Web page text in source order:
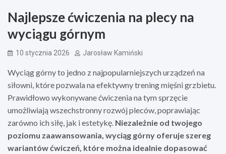
Najlepsze ćwiczenia na plecy na
wyciągu górnym
10 stycznia 2026 Jarosław Kamiński
Wyciąg górny to jedno z najpopularniejszych urządzeń na
siłowni, które pozwala na efektywny trening mięśni grzbietu.
Prawidłowo wykonywane ćwiczenia na tym sprzęcie
umożliwiają wszechstronny rozwój pleców, poprawiając
zarówno ich siłę, jak i estetykę. Niezależnie od twojego
poziomu zaawansowania, wyciąg górny oferuje szereg
wariantów ćwiczeń, które można idealnie dopasować